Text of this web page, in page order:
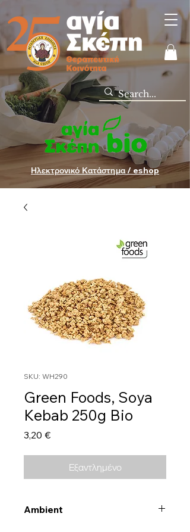
Ηλεκτρονικό Κατάστημα / eshop
SKU: WH290
Green Foods, Soya
Kebab 250g Bio
3,20 €Τιμή
Εξαντλημένο
Ambient